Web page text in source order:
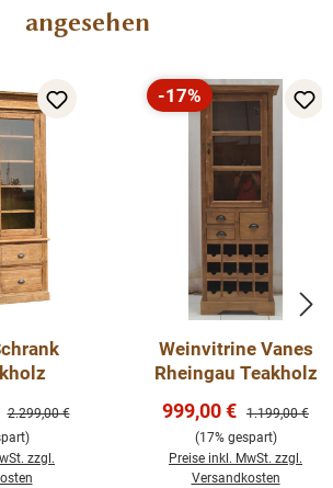
kg
angesehen
Regulärer Preis:
2.299,00 €
zzgl.
Rabatt
-17%
Weinvitrine Vanes
Rheingau Teakholz
Verkaufspreis:
999,00 € Regulärer
1.199,00 €
(17% gespart)
Preise inkl. MwSt. zzgl.
Versandkosten